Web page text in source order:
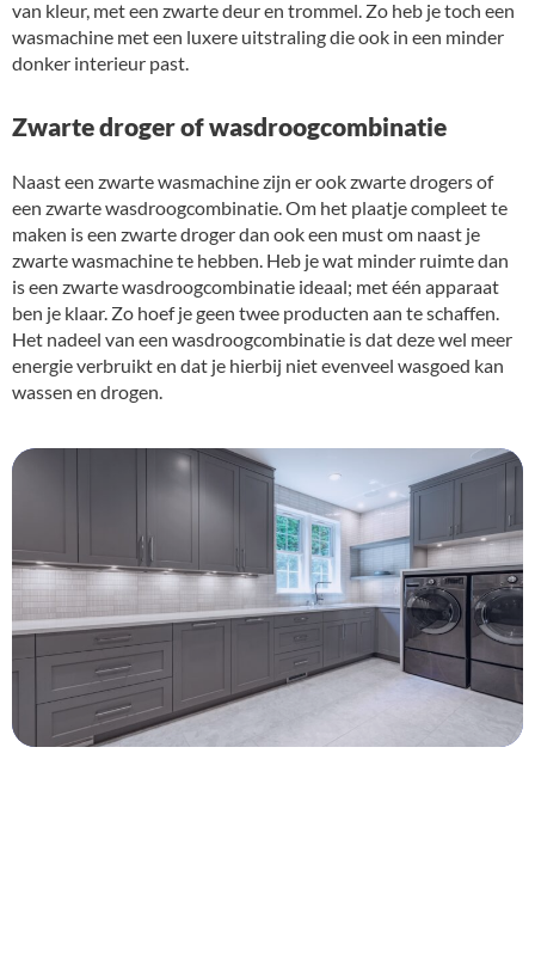
van kleur, met een zwarte deur en trommel. Zo heb je toch een
wasmachine met een luxere uitstraling die ook in een minder
donker interieur past.
Zwarte droger of wasdroogcombinatie
Naast een zwarte wasmachine zijn er ook zwarte drogers of
een zwarte wasdroogcombinatie. Om het plaatje compleet te
maken is een zwarte droger dan ook een must om naast je
zwarte wasmachine te hebben. Heb je wat minder ruimte dan
is een zwarte wasdroogcombinatie ideaal; met één apparaat
ben je klaar. Zo hoef je geen twee producten aan te schaffen.
Het nadeel van een wasdroogcombinatie is dat deze wel meer
energie verbruikt en dat je hierbij niet evenveel wasgoed kan
wassen en drogen.